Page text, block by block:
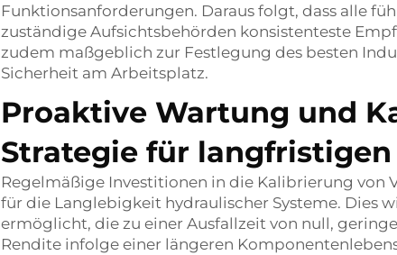
Funktionsanforderungen. Daraus folgt, dass alle
zuständige Aufsichtsbehörden konsistenteste
zudem maßgeblich zur Festlegung des besten
Sicherheit am Arbeitsplatz.
Proaktive Wartung und
Strategie für
Regelmäßige Investitionen in die Kalibrierung von
für die Langlebigkeit hydraulischer Systeme. Dies
ermöglicht, die zu einer Ausfallzeit von null,
Rendite infolge einer längeren